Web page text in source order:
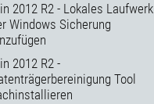
2012 R2 - Lokales Laufwerk
Windows Sicherung
2012 R2 -
Tool